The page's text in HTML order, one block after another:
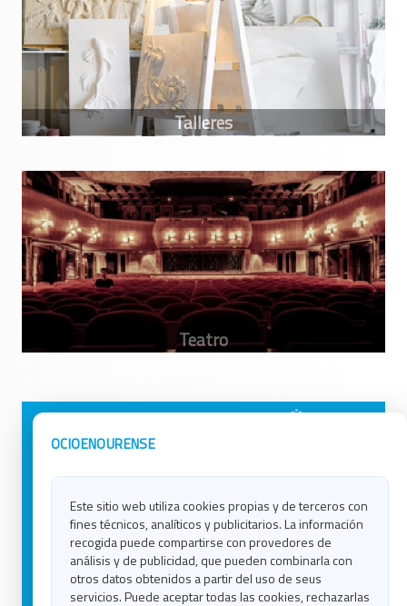
OCIOENOURENSE
Este sitio web utiliza cookies propias y de terceros con
fines técnicos, analíticos y publicitarios. La información
recogida puede compartirse con provedores de
análisis y de publicidad, que pueden combinarla con
otros datos obtenidos a partir del uso de seus
servicios. Puede aceptar todas las cookies, rechazarlas
Avisos Legales
Contacto
Política de Cookies
Ocio en Lugo
Ocio en Ourense
Ocio en Pontevedra
Ocio en Santiago
Ocio en Vigo